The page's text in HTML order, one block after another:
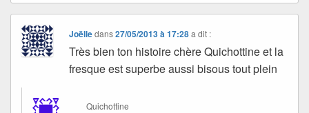
Joëlledans27/05/2013 à 17:28 a dit :
Très bien ton histoire chère Quichottine et la
fresque est superbe aussi bisous tout plein
Quichottine